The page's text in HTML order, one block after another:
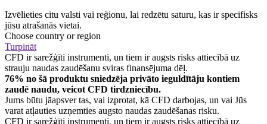
Izvēlieties citu valsti vai reģionu, lai redzētu saturu, kas ir specifisks
jūsu atrašanās vietai.
Choose country or region
Turpināt
CFD ir sarežģīti instrumenti, un tiem ir augsts risks attiecībā uz
strauju naudas zaudēšanu sviras finansējuma dēļ.
76% no šā produktu sniedzēja privāto ieguldītāju kontiem
zaudē naudu, veicot CFD tirdzniecību.
Jums būtu jāapsver tas, vai izprotat, kā CFD darbojas, un vai Jūs
varat atļauties uzņemties augsto naudas zaudēšanas risku.
CFD ir sarežģīti instrumenti, un tiem ir augsts risks attiecībā uz